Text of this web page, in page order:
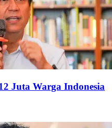
Juta Warga Indonesia